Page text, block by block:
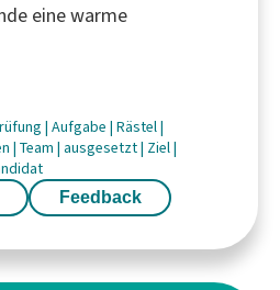
eine warme
| Aufgabe | Rästel|
| Team | ausgesetzt| Ziel|
Feedback